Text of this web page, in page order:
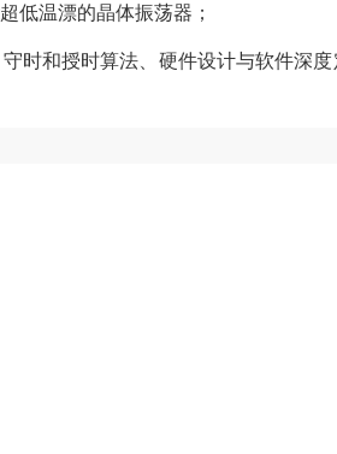
低温漂的晶体振荡器；
和授时算法、硬件设计与软件深